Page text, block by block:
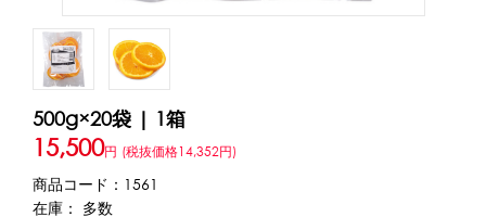
かき氷機
ブロックアイススライサー
カートリッジシェイバー
オプション
台湾かき氷
特定商取引に関する法律に基づく表記
プライバシーポリシー
利用規約
500g×20袋 | 1箱
15,500円 (税抜価格14,352円)
商品コード：1561
在庫： 多数